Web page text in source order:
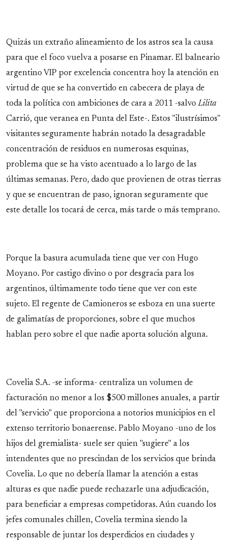
Quizás un extraño alineamiento de los astros sea la causa
para que el foco vuelva a posarse en Pinamar. El balneario
argentino VIP por excelencia concentra hoy la atención en
virtud de que se ha convertido en cabecera de playa de
toda la política con ambiciones de cara a 2011 -salvo Lilita
Carrió, que veranea en Punta del Este-. Estos "ilustrísimos"
visitantes seguramente habrán notado la desagradable
concentración de residuos en numerosas esquinas,
problema que se ha visto acentuado a lo largo de las
últimas semanas. Pero, dado que provienen de otras tierras
y que se encuentran de paso, ignoran seguramente que
este detalle los tocará de cerca, más tarde o más temprano.
Porque la basura acumulada tiene que ver con Hugo
Moyano. Por castigo divino o por desgracia para los
argentinos, últimamente todo tiene que ver con este
sujeto. El regente de Camioneros se esboza en una suerte
de galimatías de proporciones, sobre el que muchos
hablan pero sobre el que nadie aporta solución alguna.
Covelia S.A. -se informa- centraliza un volumen de
facturación no menor a los $500 millones anuales, a partir
del "servicio" que proporciona a notorios municipios en el
extenso territorio bonaerense. Pablo Moyano -uno de los
hijos del gremialista- suele ser quien "sugiere" a los
intendentes que no prescindan de los servicios que brinda
Covelia. Lo que no debería llamar la atención a estas
alturas es que nadie puede rechazarle una adjudicación,
para beneficiar a empresas competidoras. Aún cuando los
jefes comunales chillen, Covelia termina siendo la
responsable de juntar los desperdicios en ciudades y